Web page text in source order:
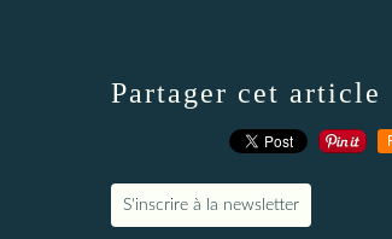
Partager cet article
S'inscrire à la newsletter